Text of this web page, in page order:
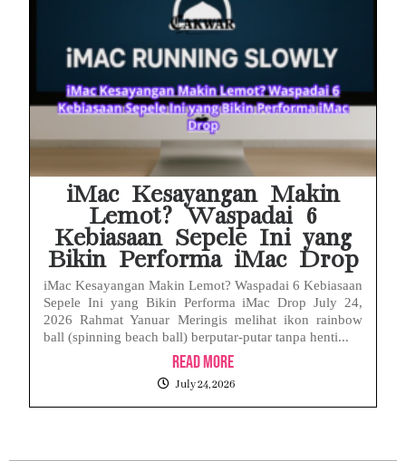
iMac Kesayangan Makin
Lemot? Waspadai 6
Kebiasaan Sepele Ini yang
Bikin Performa iMac Drop
iMac Kesayangan Makin Lemot? Waspadai 6 Kebiasaan
Sepele Ini yang Bikin Performa iMac Drop July 24,
2026 Rahmat Yanuar Meringis melihat ikon rainbow
ball (spinning beach ball) berputar-putar tanpa henti...
Read More
July 24, 2026